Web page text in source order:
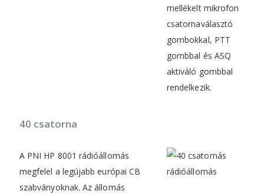
mellékelt mikrofon
csatornaválasztó
gombokkal, PTT
gombbal és ASQ
aktiváló gombbal
rendelkezik.
40 csatorna
A PNI HP 8001 rádióállomás
megfelel a legújabb európai CB
szabványoknak. Az állomás